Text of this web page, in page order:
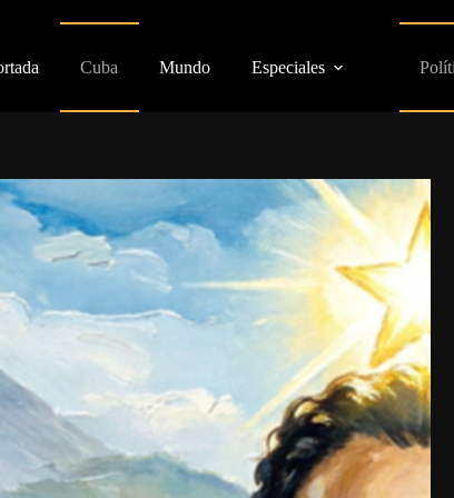
Cuba Mundo Especiales